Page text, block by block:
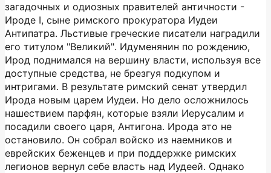
загадочных и одиозных правителей античности -
Ироде I, сыне римского прокуратора Иудеи
Антипатра. Льстивые греческие писатели наградили
его титулом "Великий". Идуменянин по рождению,
Ирод поднимался на вершину власти, используя все
доступные средства, не брезгуя подкупом и
интригами. В результате римский сенат утвердил
Ирода новым царем Иудеи. Но дело осложнилось
нашествием парфян, которые взяли Иерусалим и
посадили своего царя, Антигона. Ирода это не
остановило. Он собрал войско из наемников и
еврейских беженцев и при поддержке римских
легионов вернул себе власть над Иудеей. Однако